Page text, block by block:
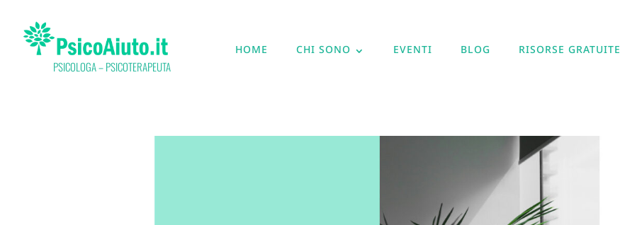
PSICOLOGA – PSICOTERAPEUTA
HOME CHI SONO EVENTI BLOG RISORSE GRATUITE